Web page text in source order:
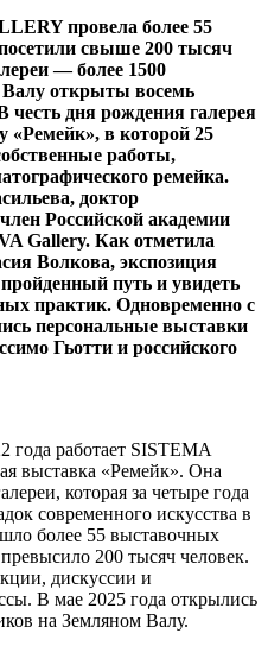
провела более 55
свыше 200 тысяч
— более 1500
Валу открыты восемь
честь дня рождения галерея
«Ремейк», в которой 25
работы,
ремейка.
доктор
Российской академии
Gallery. Как отметила
Волкова, экспозиция
путь и увидеть
практик. Одновременно с
персональные выставки
Гьотти и российского
года работает SISTEMA
выставка «Ремейк». Она
которая за четыре года
современного искусства в
более 55 выставочных
200 тысяч человек.
дискуссии и
В мае 2025 года открылись
на Земляном Валу.